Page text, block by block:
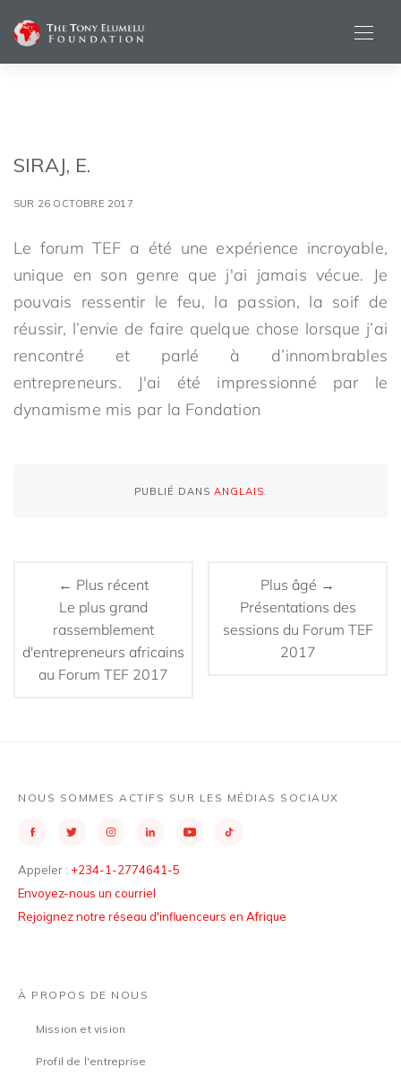
SIRAJ, E.
SUR 26 OCTOBRE 2017
Le forum TEF a été une expérience incroyable,
unique en son genre que j'ai jamais vécue. Je
pouvais ressentir le feu, la passion, la soif de
réussir, l’envie de faire quelque chose lorsque j’ai
rencontré et parlé à d’innombrables
entrepreneurs. J'ai été impressionné par le
dynamisme mis par la Fondation
PUBLIÉ DANS ANGLAIS.
← Plus récent
Le plus grand
rassemblement
d'entrepreneurs africains
au Forum TEF 2017
Plus âgé →
Présentations des
sessions du Forum TEF
2017
NOUS SOMMES ACTIFS SUR LES MÉDIAS SOCIAUX
Appeler : +234-1-2774641-5
Envoyez-nous un courriel
Rejoignez notre réseau d'influenceurs en Afrique
À PROPOS DE NOUS
Mission et vision
Profil de l'entreprise